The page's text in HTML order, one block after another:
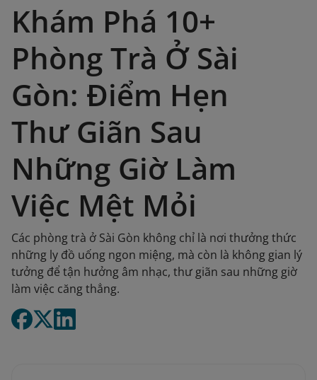
Khám Phá 10+
Phòng Trà Ở Sài
Gòn: Điểm Hẹn
Thư Giãn Sau
Những Giờ Làm
Việc Mệt Mỏi
Các phòng trà ở Sài Gòn không chỉ là nơi thưởng thức
những ly đồ uống ngon miệng, mà còn là không gian lý
tưởng để tận hưởng âm nhạc, thư giãn sau những giờ
làm việc căng thẳng.